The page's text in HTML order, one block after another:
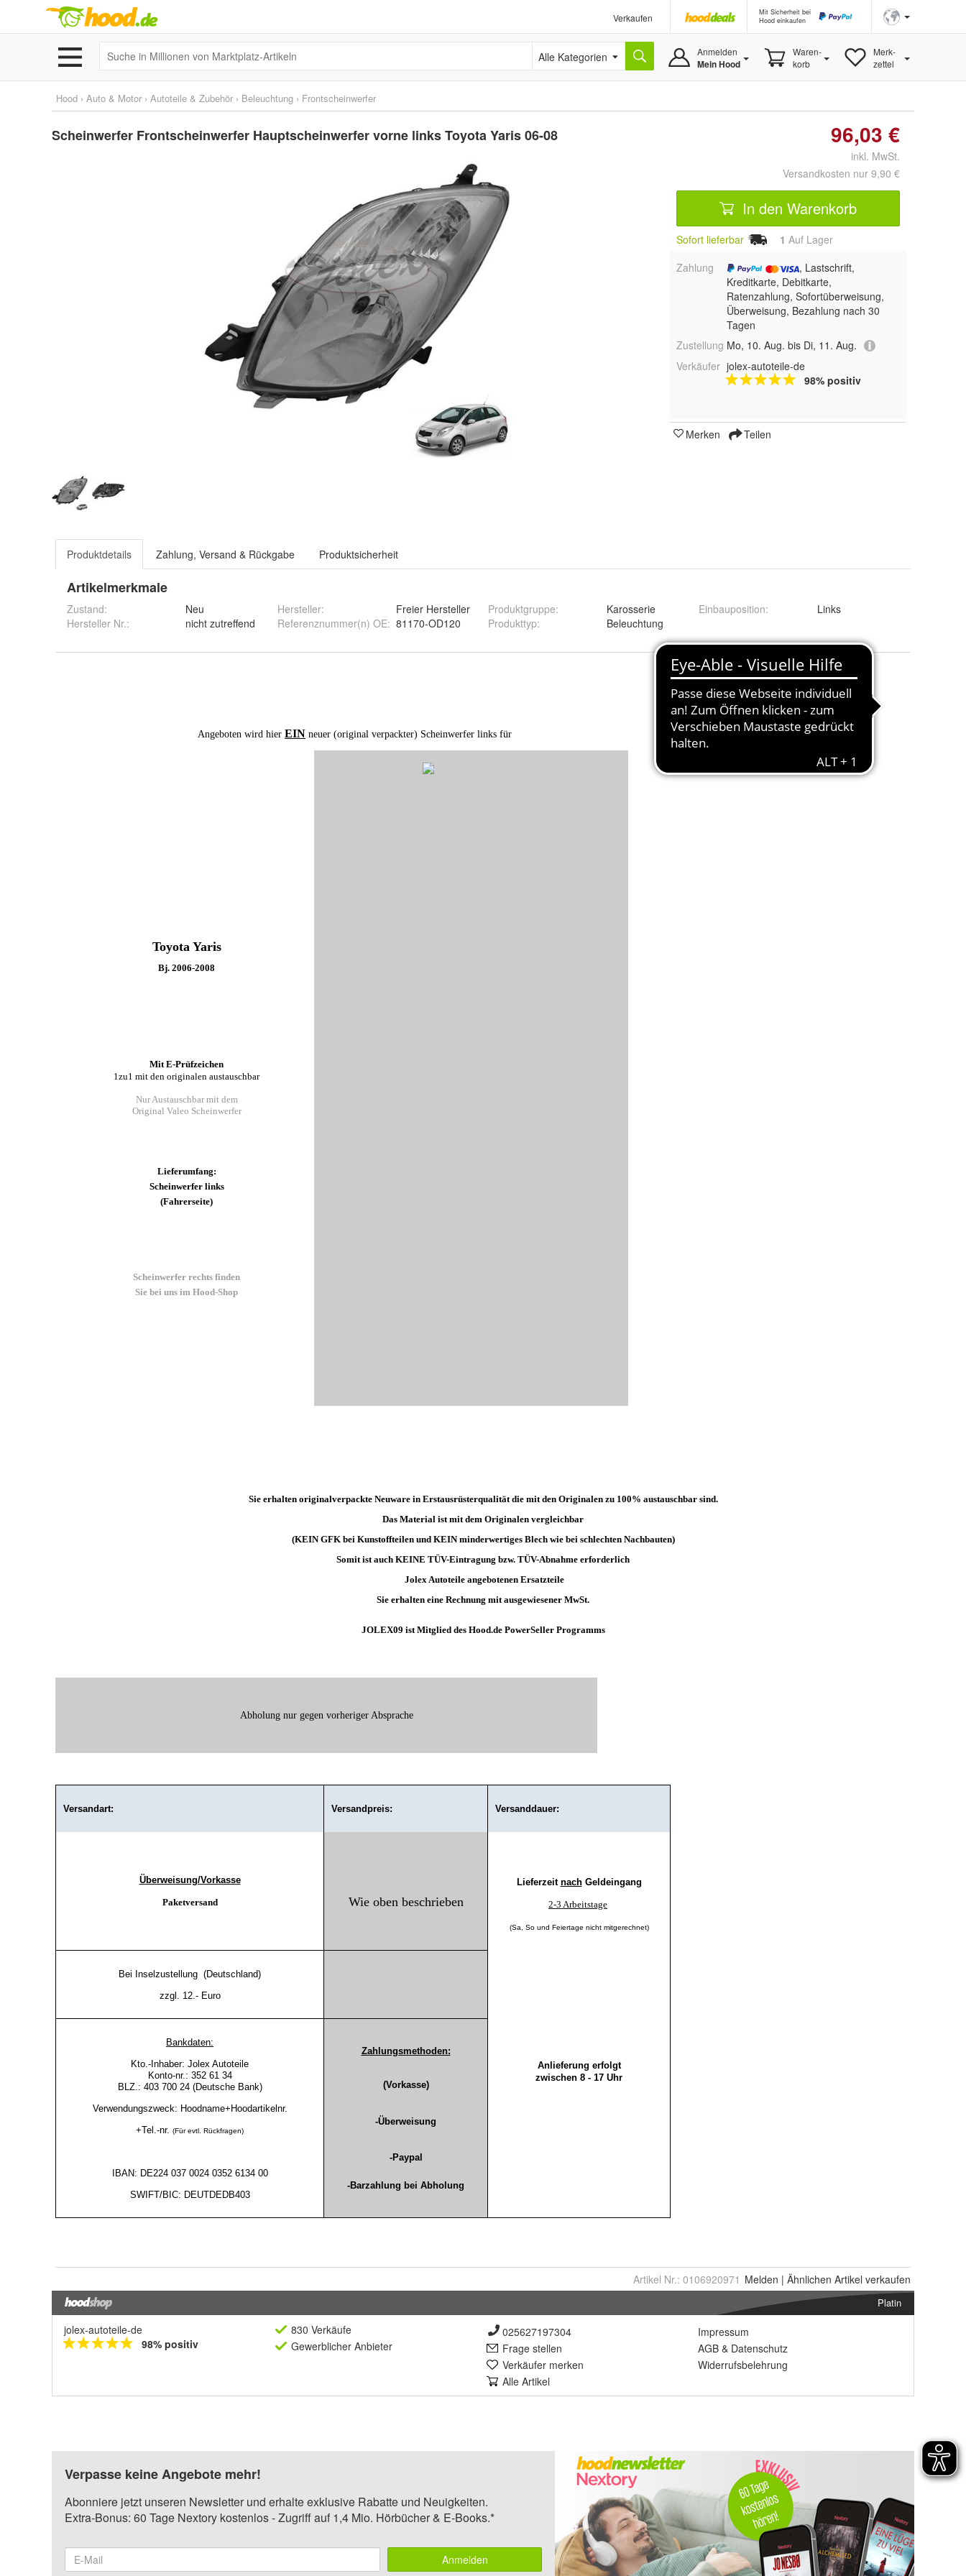
Verkaufen
Mit Sicherheit bei
Hood einkaufen
Alle Kategorien Anmelden
Mein Hood
Waren-
korb
Merk-
zettel
Hood › Auto & Motor › Autoteile & Zubehör › Beleuchtung › Frontscheinwerfer
Scheinwerfer Frontscheinwerfer Hauptscheinwerfer vorne links Toyota Yaris 06-08 96,03 €
inkl. MwSt.
Versandkosten nur 9,90 €
In den Warenkorb
Sofort lieferbar 1 Auf Lager
Zahlung
, Lastschrift,
Kreditkarte, Debitkarte,
Ratenzahlung, Sofortüberweisung,
Überweisung, Bezahlung nach 30
Tagen
Zustellung Mo, 10. Aug. bis Di, 11. Aug.
Verkäufer jolex-autoteile-de
98% positiv
Merken Teilen
Produktdetails Zahlung, Versand & Rückgabe Produktsicherheit
Artikelmerkmale
Zustand:
Neu
Hersteller Nr.:
nicht zutreffend
Hersteller:
Freier Hersteller
Referenznummer(n) OE: 81170-OD120
Produktgruppe:
Karosserie
Produkttyp: Beleuchtung
Einbauposition: Links
Artikel Nr.: 0106920971 Melden | Ähnlichen Artikel verkaufen
Platin
jolex-autoteile-de
98% positiv
830 Verkäufe
Gewerblicher Anbieter
025627197304
Frage stellen
Verkäufer merken
Alle Artikel
Impressum
AGB & Datenschutz
Widerrufsbelehrung
Verpasse keine Angebote mehr!
Abonniere jetzt unseren Newsletter und erhalte exklusive Rabatte und Neuigkeiten.
Extra-Bonus: 60 Tage Nextory kostenlos - Zugriff auf 1,4 Mio. Hörbücher & E-Books.*
Anmelden